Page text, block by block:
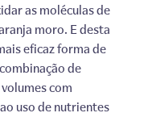
as moléculas de
moro. E desta
eficaz forma de
de
com
uso de nutrientes